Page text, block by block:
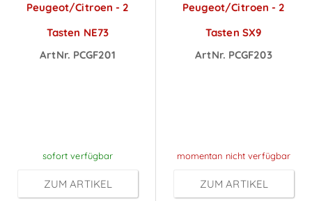
Peugeot/Citroen - 2
Tasten NE73
ArtNr. PCGF201
sofort verfügbar
ZUM ARTIKEL
Peugeot/Citroen - 2
Tasten SX9
ArtNr. PCGF203
momentan nicht verfügbar
ZUM ARTIKEL